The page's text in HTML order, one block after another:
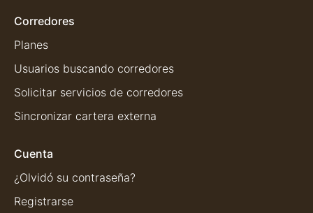
Corredores
Planes
Usuarios buscando corredores
Solicitar servicios de corredores
Sincronizar cartera externa
Cuenta
¿Olvidó su contraseña?
Registrarse